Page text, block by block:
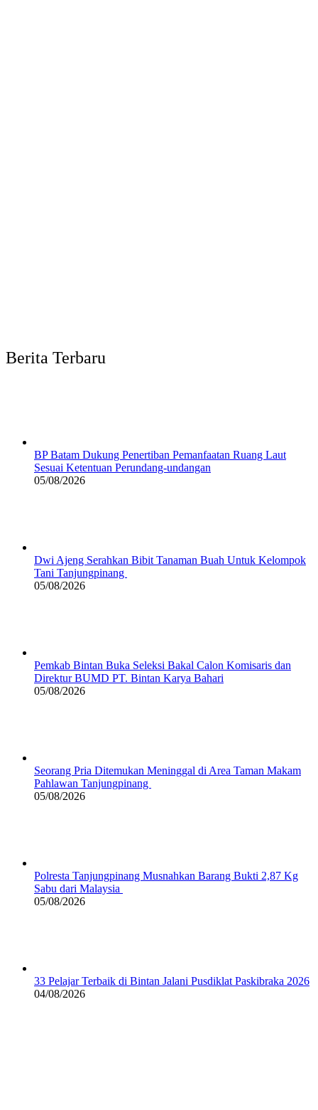
Berita Terbaru
BP Batam Dukung Penertiban Pemanfaatan Ruang Laut
Sesuai Ketentuan Perundang-undangan
05/08/2026
Dwi Ajeng Serahkan Bibit Tanaman Buah Untuk Kelompok
Tani Tanjungpinang
05/08/2026
Pemkab Bintan Buka Seleksi Bakal Calon Komisaris dan
Direktur BUMD PT. Bintan Karya Bahari
05/08/2026
Seorang Pria Ditemukan Meninggal di Area Taman Makam
Pahlawan Tanjungpinang
05/08/2026
Polresta Tanjungpinang Musnahkan Barang Bukti 2,87 Kg
Sabu dari Malaysia
05/08/2026
33 Pelajar Terbaik di Bintan Jalani Pusdiklat Paskibraka 2026
04/08/2026